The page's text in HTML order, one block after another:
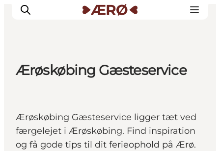
Oplevelser
Events
Planlæg ferien
Ærøskøbing Gæsteservice
Ærøskøbing Gæsteservice ligger tæt ved
færgelejet i Ærøskøbing. Find inspiration
og få gode tips til dit ferieophold på Ærø.